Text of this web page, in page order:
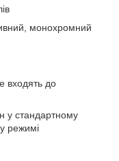
монохромний
входять до
стандартному
режимі